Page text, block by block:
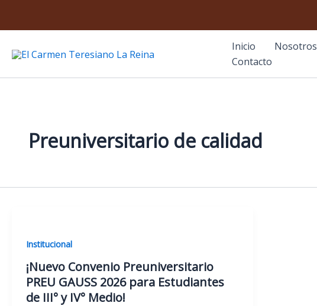
Inicio Nosotros
Contacto
Preuniversitario de calidad
Institucional
¡Nuevo Convenio Preuniversitario
PREU GAUSS 2026 para Estudiantes
de III° y IV° Medio!